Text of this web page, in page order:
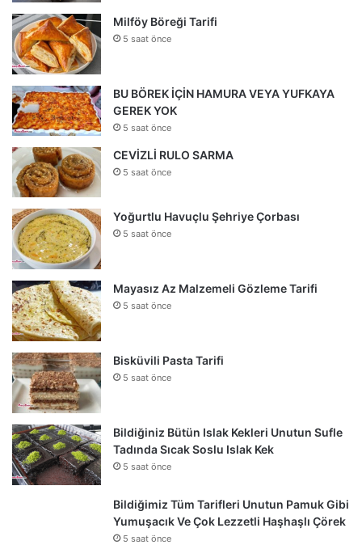
Milföy Böreği Tarifi
5 saat önce
BU BÖREK İÇİN HAMURA VEYA YUFKAYA
GEREK YOK
5 saat önce
CEVİZLİ RULO SARMA
5 saat önce
Yoğurtlu Havuçlu Şehriye Çorbası
5 saat önce
Mayasız Az Malzemeli Gözleme Tarifi
5 saat önce
Bisküvili Pasta Tarifi
5 saat önce
Bildiğiniz Bütün Islak Kekleri Unutun Sufle
Tadında Sıcak Soslu Islak Kek
5 saat önce
Bildiğimiz Tüm Tarifleri Unutun Pamuk Gibi
Yumuşacık Ve Çok Lezzetli Haşhaşlı Çörek
5 saat önce